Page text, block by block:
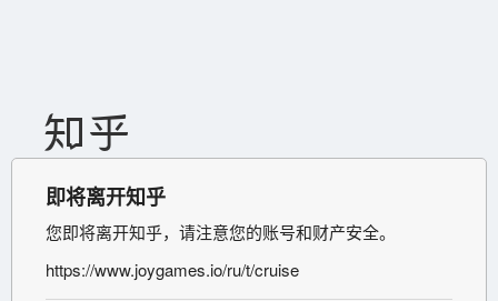
即将离开知乎
您即将离开知乎，请注意您的账号和财产安全。
https://www.joygames.io/ru/t/cruise